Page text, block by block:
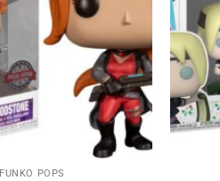
FUNKO POPS